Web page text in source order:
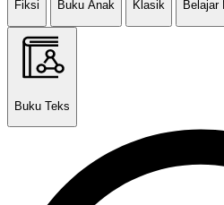
Fiksi Buku Anak Klasik Belajar
Buku Teks